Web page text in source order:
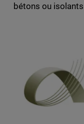
bétons ou isolants